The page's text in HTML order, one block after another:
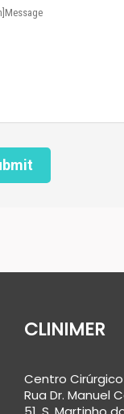
CLINIMER
Centro
Rua Dr. Manuel